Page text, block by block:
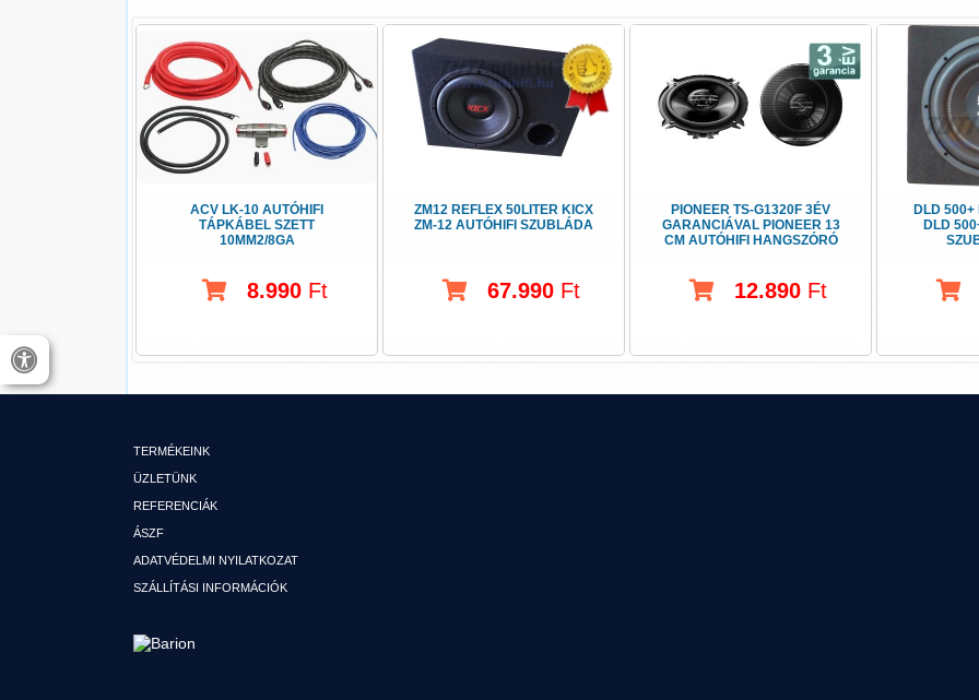
ACV LK-10 AUTÓHIFI
TÁPKÁBEL SZETT
10MM2/8GA
8.990Ft
ZM12 REFLEX 50LITER KICX
ZM-12 AUTÓHIFI SZUBLÁDA
67.990 Ft
PIONEER TS-G1320F 3ÉV
GARANCIÁVAL PIONEER 13
CM AUTÓHIFI HANGSZÓRÓ
12.890 Ft
DLD
DLD
TERMÉKEINK
ÜZLETÜNK
REFERENCIÁK
ÁSZF
ADATVÉDELMI NYILATKOZAT
SZÁLLÍTÁSI INFORMÁCIÓK